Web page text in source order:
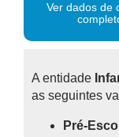
Ver dados de
A entidade
as seguintes
Pré-